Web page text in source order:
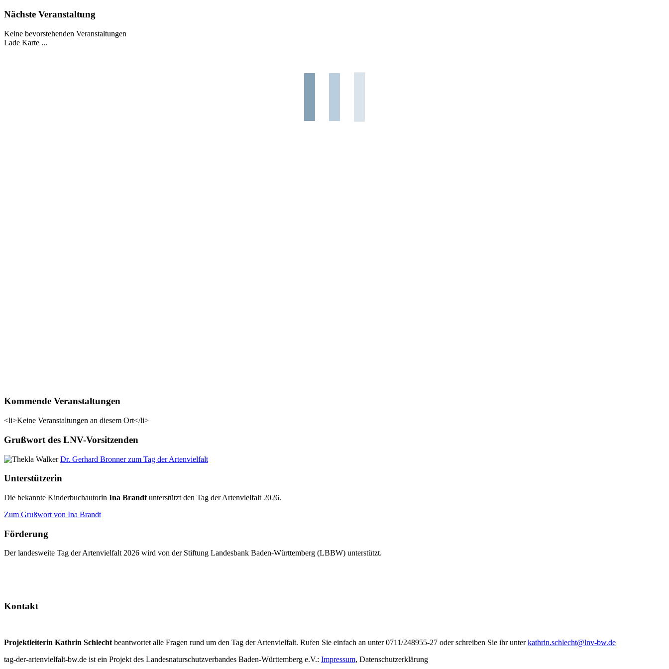
Nächste Veranstaltung
Keine bevorstehenden Veranstaltungen
Lade Karte ...
Kommende Veranstaltungen
<li>Keine Veranstaltungen an diesem Ort</li>
Grußwort des LNV-Vorsitzenden
Dr. Gerhard Bronner zum Tag der Artenvielfalt
Unterstützerin
Die bekannte Kinderbuchautorin Ina Brandt unterstützt den Tag der Artenvielfalt 2026.
Zum Grußwort von Ina Brandt
Förderung
Der landesweite Tag der Artenvielfalt 2026 wird von der Stiftung Landesbank Baden-Württemberg (LBBW) unterstützt.
Kontakt
Projektleiterin Kathrin Schlecht beantwortet alle Fragen rund um den Tag der Artenvielfalt. Rufen Sie einfach an unter 0711/248955-27 oder schreiben Sie ihr unterkathrin.schlecht@lnv-bw.de
tag-der-artenvielfalt-bw.de ist ein Projekt des Landesnaturschutzverbandes Baden-Württemberg e.V.: Impressum, Datenschutzerklärung